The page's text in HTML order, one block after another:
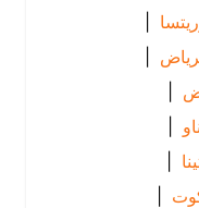
|
|